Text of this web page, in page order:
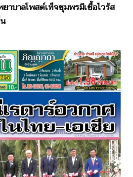
าบาลโพสต์เท็จชุมพรมีเชื้อไวรัส